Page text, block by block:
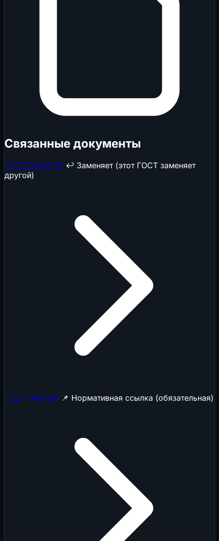
Связанные документы
ГОСТ 21437-75 ↩️ Заменяет (этот ГОСТ заменяет
другой)
ГОСТ 1497-84 📌 Нормативная ссылка (обязательная)